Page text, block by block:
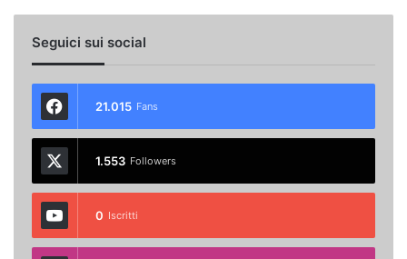
Seguici sui social
21.015 Fans
1.553 Followers
0 Iscritti